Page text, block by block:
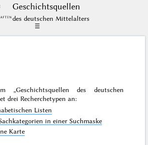
Geschichts­quellen
des deutschen Mittelalters
☰
„Geschichtsquellen des deutschen
drei Recherchetypen an:
Listen
in einer Suchmaske
Karte